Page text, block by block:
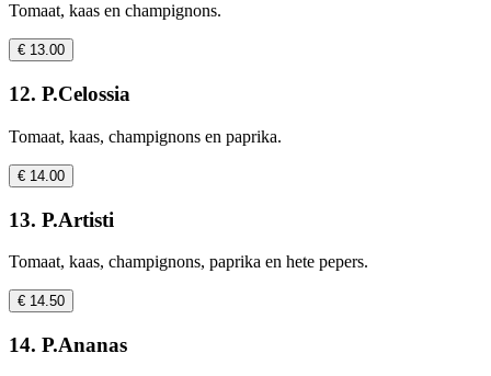
Tomaat, kaas en champignons.
€ 13.00
12. P.Celossia
Tomaat, kaas, champignons en paprika.
€ 14.00
13. P.Artisti
Tomaat, kaas, champignons, paprika en hete pepers.
€ 14.50
14. P.Ananas